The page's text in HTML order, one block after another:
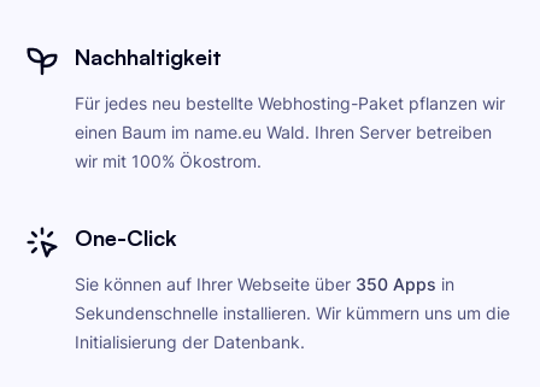
Nachhaltigkeit
Für jedes neu bestellte Webhosting-Paket pflanzen wir
einen Baum im name.eu Wald. Ihren Server betreiben
wir mit 100% Ökostrom.
One-Click
Sie können auf Ihrer Webseite über 350 Apps in
Sekundenschnelle installieren. Wir kümmern uns um die
Initialisierung der Datenbank.